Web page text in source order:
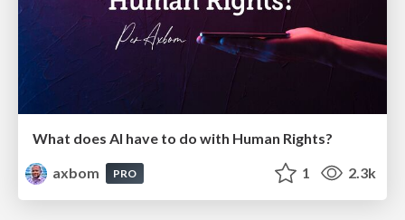
What does AI have to do with Human Rights?
axbom
PRO 1 2.3k